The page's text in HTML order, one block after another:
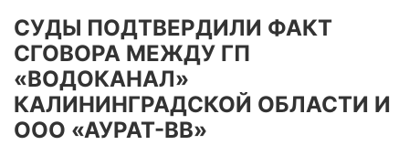
СУДЫ ПОДТВЕРДИЛИ ФАКТ
СГОВОРА МЕЖДУ ГП
«ВОДОКАНАЛ»
КАЛИНИНГРАДСКОЙ ОБЛАСТИ И
ООО «АУРАТ-ВВ»